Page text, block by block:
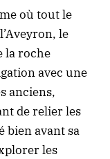
où tout le
le
la roche
avec une
anciens,
de relier les
bien avant sa
les